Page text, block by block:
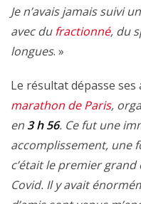
Je n’avais jamais suivi
avec dufractionné, du
longues. »
Le résultat dépasse ses
marathon de Paris,
en 3 h 56. Ce fut une
accomplissement, une
c’était le premier
Covid. Il y avait